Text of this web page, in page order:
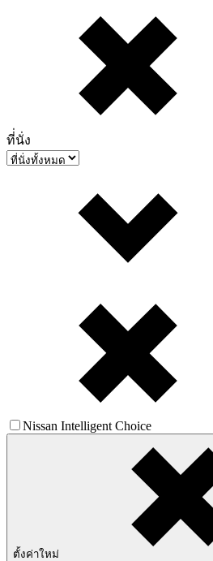
ที่่นั่ง
Nissan Intelligent Choice
ตั้งค่าใหม่